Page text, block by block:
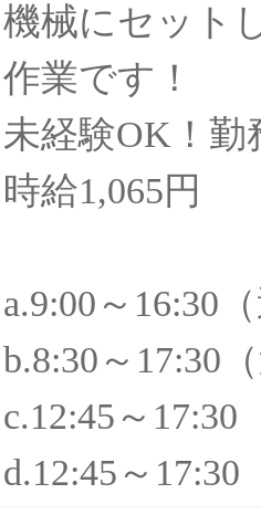
機械にセット
作業です！
未経験OK！勤
時給1,065円
a.9:00～16:30
b.8:30～17:30
c.12:45～17:30
d.12:45～